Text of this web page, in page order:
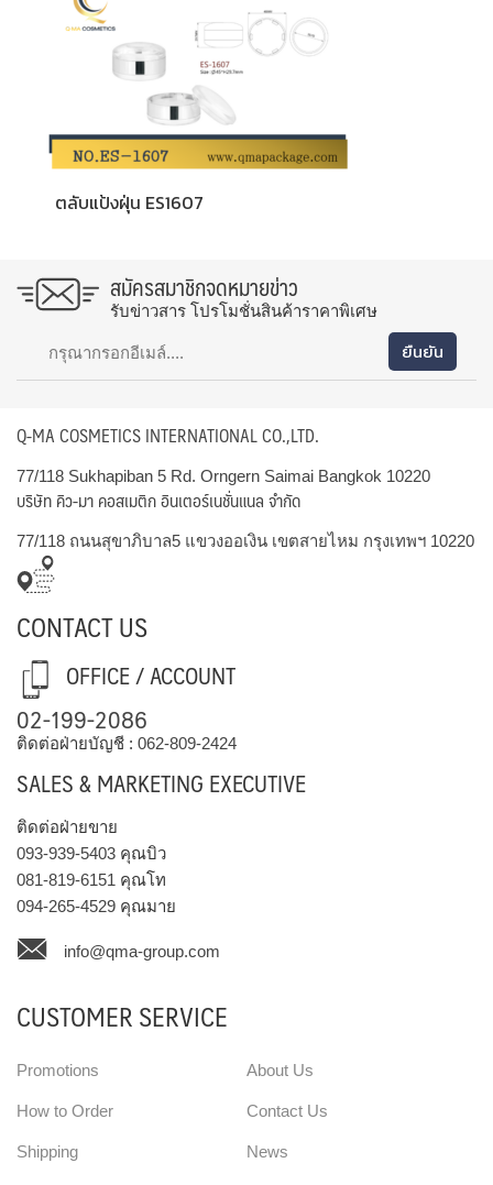
ตลับแป้งฝุ่น ES1607
สมัครสมาชิกจดหมายข่าว
รับข่าวสาร โปรโมชั่นสินค้าราคาพิเศษ
Q-MA COSMETICS INTERNATIONAL CO.,LTD.
77/118 Sukhapiban 5 Rd. Orngern Saimai Bangkok 10220
บริษัท คิว-มา คอสเมติก อินเตอร์เนชั่นแนล จำกัด
77/118 ถนนสุขาภิบาล5 แขวงออเงิน เขตสายไหม กรุงเทพฯ 10220
CONTACT US
OFFICE / ACCOUNT
02-199-2086
ติดต่อฝ่ายบัญชี : 062-809-2424
SALES & MARKETING EXECUTIVE
ติดต่อฝ่ายขาย
093-939-5403 คุณบิว
081-819-6151 คุณโท
094-265-4529 คุณมาย
info@qma-group.com
CUSTOMER SERVICE
Promotions
How to Order
Shipping
About Us
Contact Us
News